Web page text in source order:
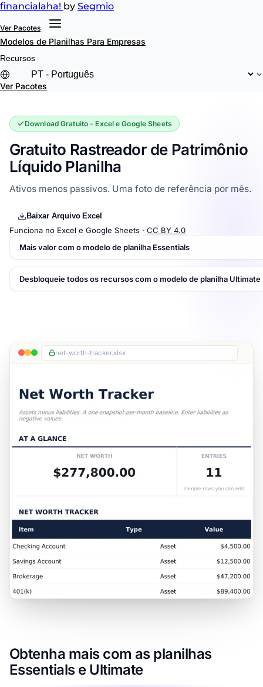
financialaha! by Segmio
Ver Pacotes
Modelos de Planilhas Para Empresas
Recursos
Ver Pacotes
Download Gratuito - Excel e Google Sheets
Gratuito Rastreador de Patrimônio
Líquido Planilha
Ativos menos passivos. Uma foto de referência por mês.
Baixar Arquivo Excel
Funciona no Excel e Google Sheets · CC BY 4.0
Mais valor com o modelo de planilha Essentials
Desbloqueie todos os recursos com o modelo de planilha Ultimate
net-worth-tracker.xlsx
Obtenha mais com as planilhas
Essentials e Ultimate